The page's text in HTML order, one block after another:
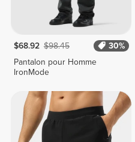
$68.92 $98.45
30%
Pantalon pour Homme
IronMode